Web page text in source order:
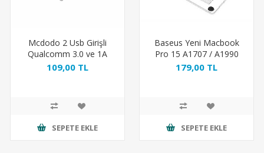
Mcdodo 2 Usb Girişli
Qualcomm 3.0 ve 1A
Şarj Adaptörü 23 W QC
109,00 TL
SEPETE EKLE
Baseus Yeni Macbook
Pro 15 A1707 / A1990
Touch Bar Sky Case
179,00 TL
SEPETE EKLE